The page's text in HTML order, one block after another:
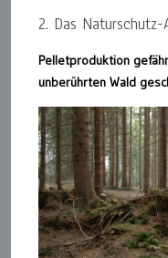
2. Das
Pelletproduktion
unberührten Wald